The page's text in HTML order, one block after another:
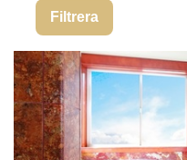
Filtrera